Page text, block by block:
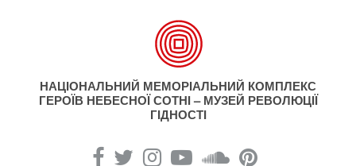
НАЦІОНАЛЬНИЙ МЕМОРІАЛЬНИЙ КОМПЛЕКС
ГЕРОЇВ НЕБЕСНОЇ СОТНІ – МУЗЕЙ РЕВОЛЮЦІЇ
ГІДНОСТІ